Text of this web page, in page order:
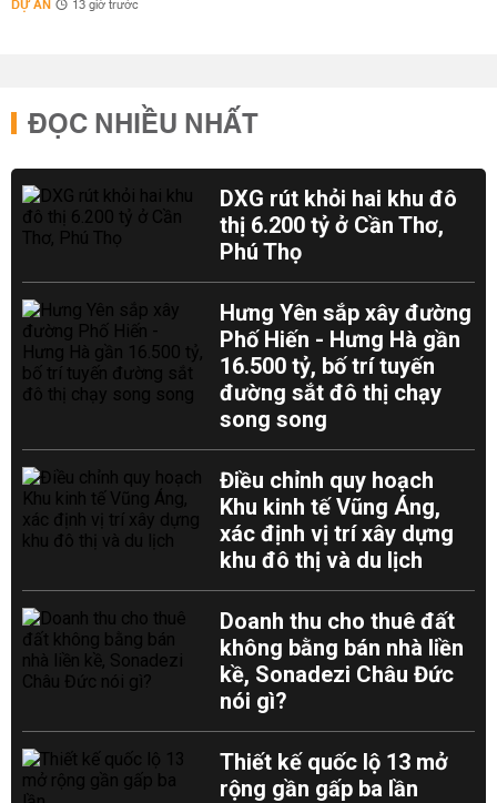
DỰ ÁN 13 giờ trước
ĐỌC NHIỀU NHẤT
DXG rút khỏi hai khu đô
thị 6.200 tỷ ở Cần Thơ,
Phú Thọ
Hưng Yên sắp xây đường
Phố Hiến - Hưng Hà gần
16.500 tỷ, bố trí tuyến
đường sắt đô thị chạy
song song
Điều chỉnh quy hoạch
Khu kinh tế Vũng Áng,
xác định vị trí xây dựng
khu đô thị và du lịch
Doanh thu cho thuê đất
không bằng bán nhà liền
kề, Sonadezi Châu Đức
nói gì?
Thiết kế quốc lộ 13 mở
rộng gần gấp ba lần